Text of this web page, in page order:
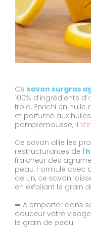
Ce savon surgras
100% d’ingrédients d’
froid. Enrichi en huile
et parfumé aux
pamplemousse, il
Ce savon allie les
restructurantes de l’
fraicheur des
peau. Formulé avec
de Lin, ce savon
en exfoliant le grain
➡ A emporter dans
douceur votre
le grain de peau.